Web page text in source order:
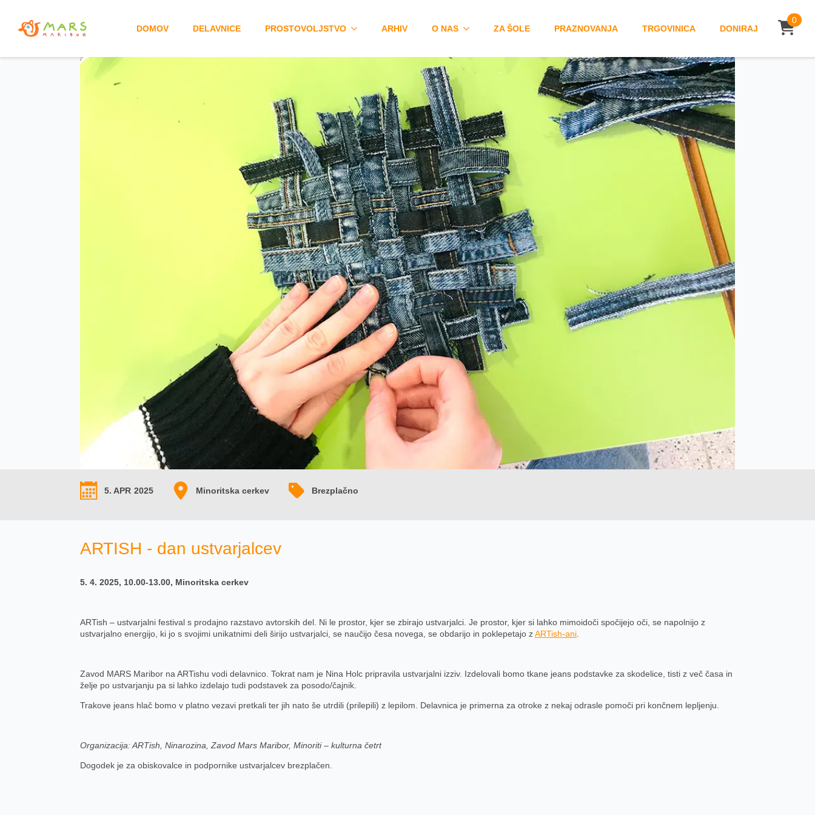
DOMOV DELAVNICE PROSTOVOLJSTVO ARHIV O NAS ZA ŠOLE PRAZNOVANJA TRGOVINICA DONIRAJ
0
5. APR 2025 Minoritska cerkev Brezplačno
ARTISH - dan ustvarjalcev
5. 4. 2025, 10.00-13.00, Minoritska cerkev
ARTish – ustvarjalni festival s prodajno razstavo avtorskih del. Ni le prostor, kjer se zbirajo ustvarjalci. Je prostor, kjer si lahko mimoidoči spočijejo oči, se napolnijo z
ustvarjalno energijo, ki jo s svojimi unikatnimi deli širijo ustvarjalci, se naučijo česa novega, se obdarijo in poklepetajo zARTish-ani
Zavod MARS Maribor na ARTishu vodi delavnico. Tokrat nam je Nina Holc pripravila ustvarjalni izziv. Izdelovali bomo tkane jeans podstavke za skodelice, tisti z več časa in
želje po ustvarjanju pa si lahko izdelajo tudi podstavek za posodo/čajnik.
Trakove jeans hlač bomo v platno vezavi pretkali ter jih nato še utrdili (prilepili) z lepilom. Delavnica je primerna za otroke z nekaj odrasle pomoči pri končnem lepljenju.
Organizacija: ARTish, Ninarozina, Zavod Mars Maribor, Minoriti – kulturna četrt
Dogodek je za obiskovalce in podpornike ustvarjalcev brezplačen.